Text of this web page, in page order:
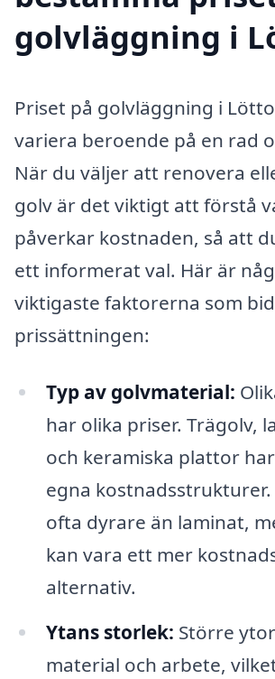
golvläggning i
Priset på golvläggning i
variera beroende på en rad
När du väljer att renovera
golv är det viktigt att förstå
påverkar kostnaden, så att
ett informerat val. Här är
viktigaste faktorerna som
prissättningen:
Typ av golvmaterial:
har olika priser. Trägolv,
och keramiska plattor
egna
ofta dyrare än laminat,
kan vara ett mer
alternativ.
Ytans storlek: Större
material och arbete,